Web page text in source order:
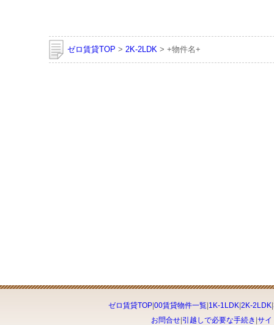
ゼロ賃貸TOP > 2K-2LDK > +物件名+
ゼロ賃貸TOP| 00賃貸物件一覧| 1K-1LDK| 2K-2LDK|
お問合せ 引越しで必要な手続き サイ